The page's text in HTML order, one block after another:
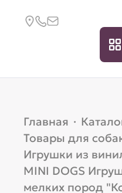
Главная ·
Товары для
Игрушки из
MINI DOGS
мелких пород